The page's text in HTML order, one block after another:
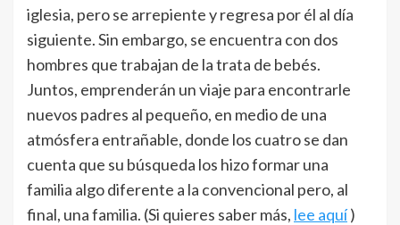
iglesia, pero se arrepiente y regresa por él al día
siguiente. Sin embargo, se encuentra con dos
hombres que trabajan de la trata de bebés.
Juntos, emprenderán un viaje para encontrarle
nuevos padres al pequeño, en medio de una
atmósfera entrañable, donde los cuatro se dan
cuenta que su búsqueda los hizo formar una
familia algo diferente a la convencional pero, al
final, una familia. (Si quieres saber más, lee aquí)